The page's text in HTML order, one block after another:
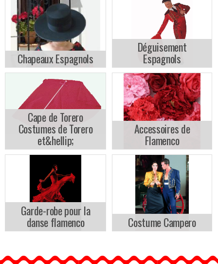
Chapeaux Espagnols
Déguisement
Espagnols
Cape de Torero
Costumes de Torero
et&hellip;
Accessoires de
Flamenco
Garde-robe pour la
danse flamenco Costume Campero